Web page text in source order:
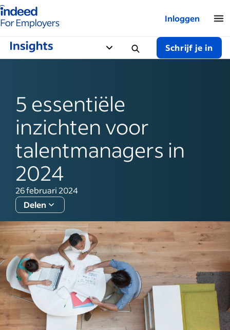
van Indeed - Voor werkgevers
Inloggen
Schrijf je in
5 essentiële
inzichten voor
talentmanagers in
2024
26 februari 2024
Delen